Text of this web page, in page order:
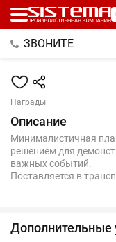
ЗВОНИТЕ
Награды
Описание
Минималистичная
решением для
важных событий.
Поставляется в
Дополнительные